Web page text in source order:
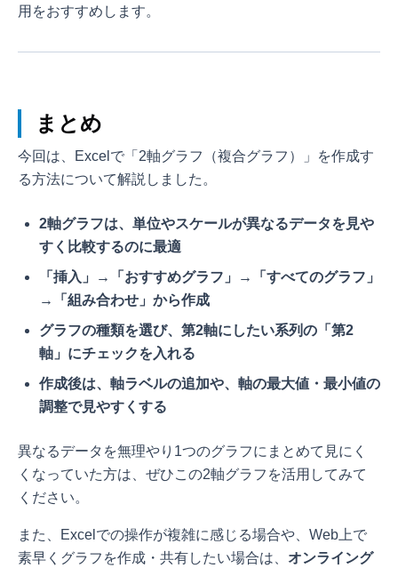
用をおすすめします。
まとめ
今回は、Excelで「2軸グラフ（複合グラフ）」を作成す
る方法について解説しました。
2軸グラフは、単位やスケールが異なるデータを見や
すく比較するのに最適
「挿入」→「おすすめグラフ」→「すべてのグラフ」
→「組み合わせ」から作成
グラフの種類を選び、第2軸にしたい系列の「第2
軸」にチェックを入れる
作成後は、軸ラベルの追加や、軸の最大値・最小値の
調整で見やすくする
異なるデータを無理やり1つのグラフにまとめて見にく
くなっていた方は、ぜひこの2軸グラフを活用してみて
ください。
また、Excelでの操作が複雑に感じる場合や、Web上で
素早くグラフを作成・共有したい場合は、 オンライング